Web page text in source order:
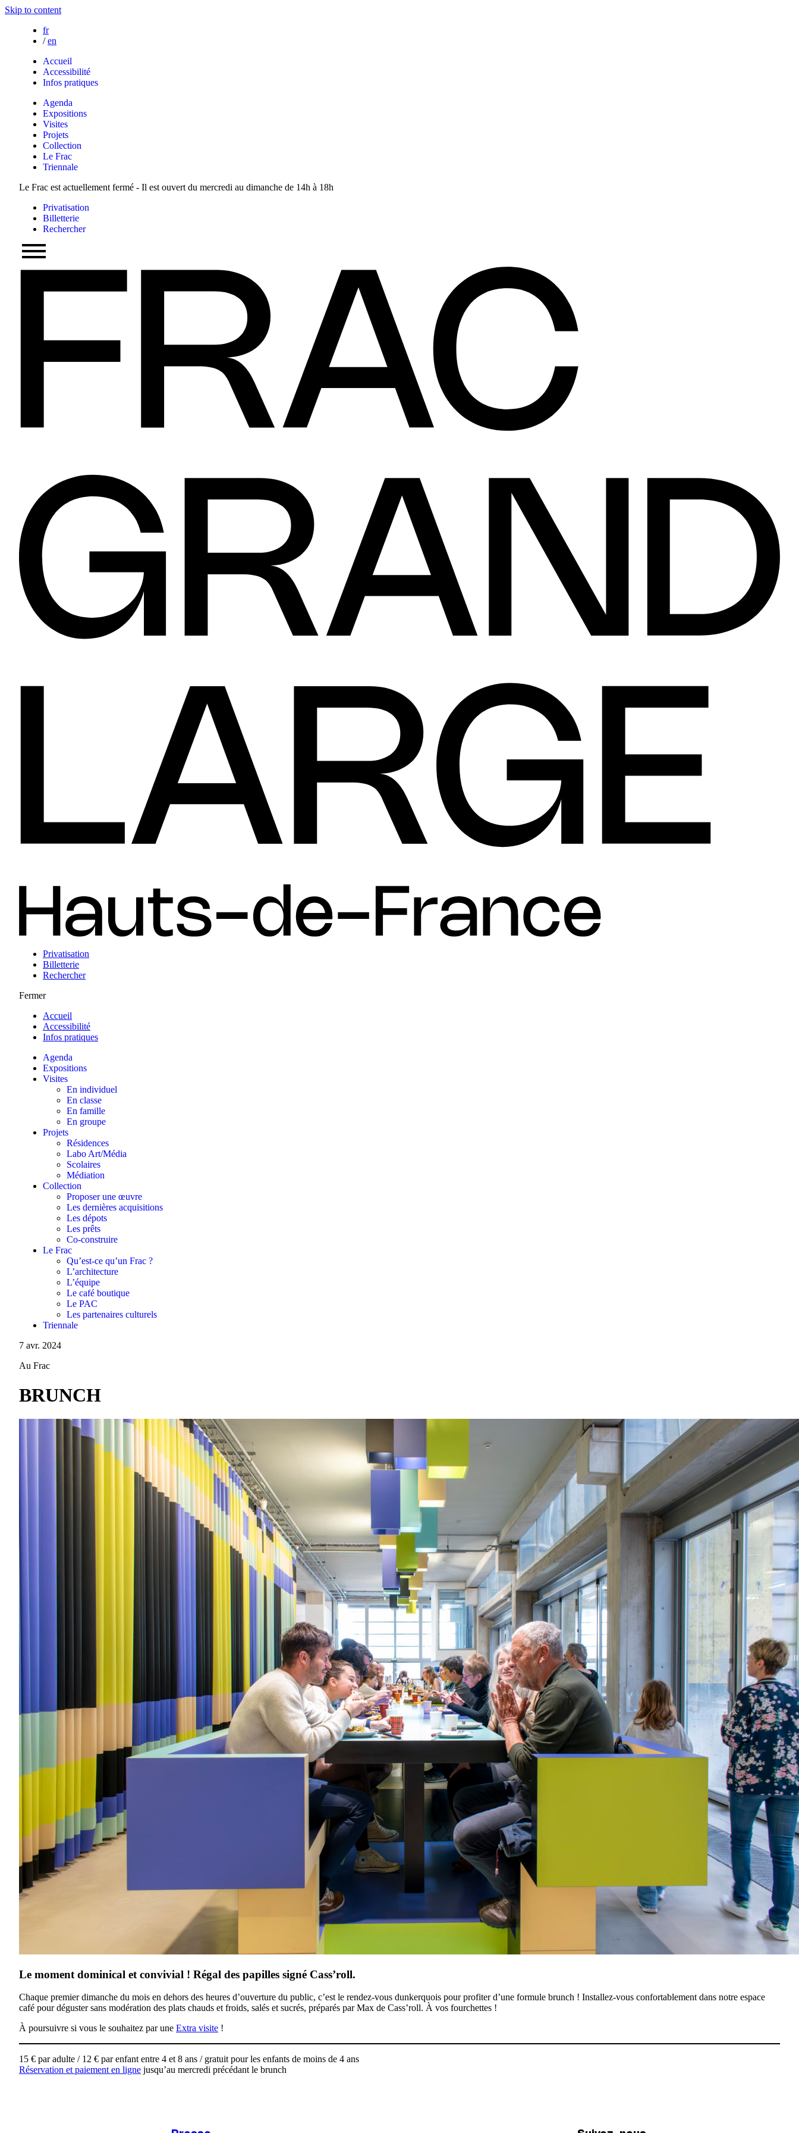
Skip to content
fr
/ en
Accueil
Accessibilité
Infos pratiques
Agenda
Expositions
Visites
Projets
Collection
Le Frac
Triennale
Le Frac est actuellement fermé - Il est ouvert du mercredi au dimanche de 14h à 18h
Privatisation
Billetterie
Rechercher
Privatisation
Billetterie
Rechercher
Fermer
Accueil
Accessibilité
Infos pratiques
Agenda
Expositions
Visites
En individuel
En classe
En famille
En groupe
Projets
Résidences
Labo Art/Média
Scolaires
Médiation
Collection
Proposer une œuvre
Les dernières acquisitions
Les dépots
Les prêts
Co-construire
Le Frac
Qu’est-ce qu’un Frac ?
L’architecture
L’équipe
Le café boutique
Le PAC
Les partenaires culturels
Triennale
7 avr. 2024
Au Frac
BRUNCH
Le moment dominical et convivial ! Régal des papilles signé Cass’roll.
Chaque premier dimanche du mois en dehors des heures d’ouverture du public, c’est le rendez-vous dunkerquois pour profiter d’une formule brunch ! Installez-vous confortablement dans notre espace
café pour déguster sans modération des plats chauds et froids, salés et sucrés, préparés par Max de Cass’roll. À vos fourchettes !
À poursuivre si vous le souhaitez par une Extra visite !
15 € par adulte / 12 € par enfant entre 4 et 8 ans / gratuit pour les enfants de moins de 4 ans
Réservation et paiement en ligne jusqu’au mercredi précédant le brunch